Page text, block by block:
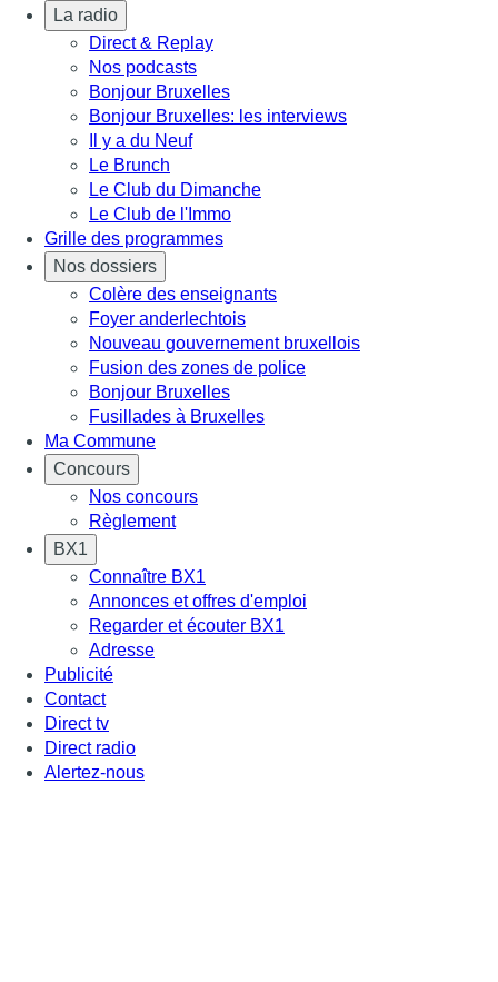
La radio
Direct & Replay
Nos podcasts
Bonjour Bruxelles
Bonjour Bruxelles: les interviews
Il y a du Neuf
Le Brunch
Le Club du Dimanche
Le Club de l'Immo
Grille des programmes
Nos dossiers
Colère des enseignants
Foyer anderlechtois
Nouveau gouvernement bruxellois
Fusion des zones de police
Bonjour Bruxelles
Fusillades à Bruxelles
Ma Commune
Concours
Nos concours
Règlement
BX1
Connaître BX1
Annonces et offres d'emploi
Regarder et écouter BX1
Adresse
Publicité
Contact
Direct tv
Direct radio
Alertez-nous